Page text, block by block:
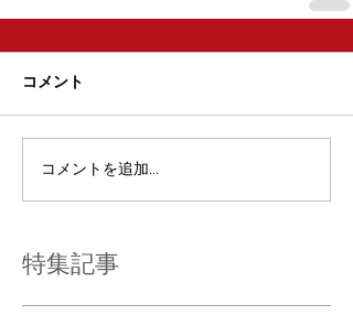
コメント
コメントを追加…
特集記事